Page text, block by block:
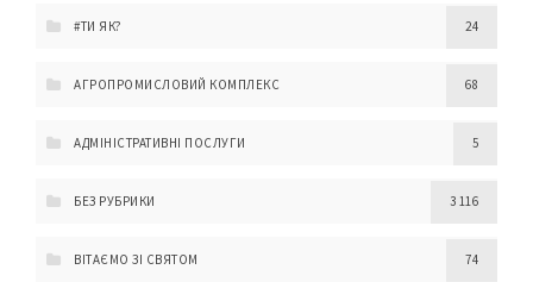
#ТИ ЯК? 24
АГРОПРОМИСЛОВИЙ КОМПЛЕКС 68
АДМІНІСТРАТИВНІ ПОСЛУГИ 5
БЕЗ РУБРИКИ 3 116
ВІТАЄМО ЗІ СВЯТОМ 74